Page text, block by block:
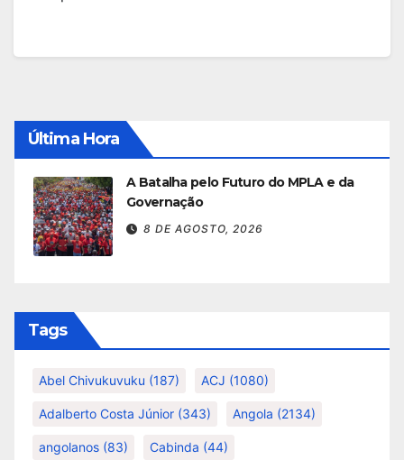
Última Hora
A Batalha pelo Futuro do MPLA e da
Governação
8 DE AGOSTO, 2026
Tags
Abel Chivukuvuku (187) ACJ (1080)
Adalberto Costa Júnior (343) Angola (2134)
angolanos (83) Cabinda (44)